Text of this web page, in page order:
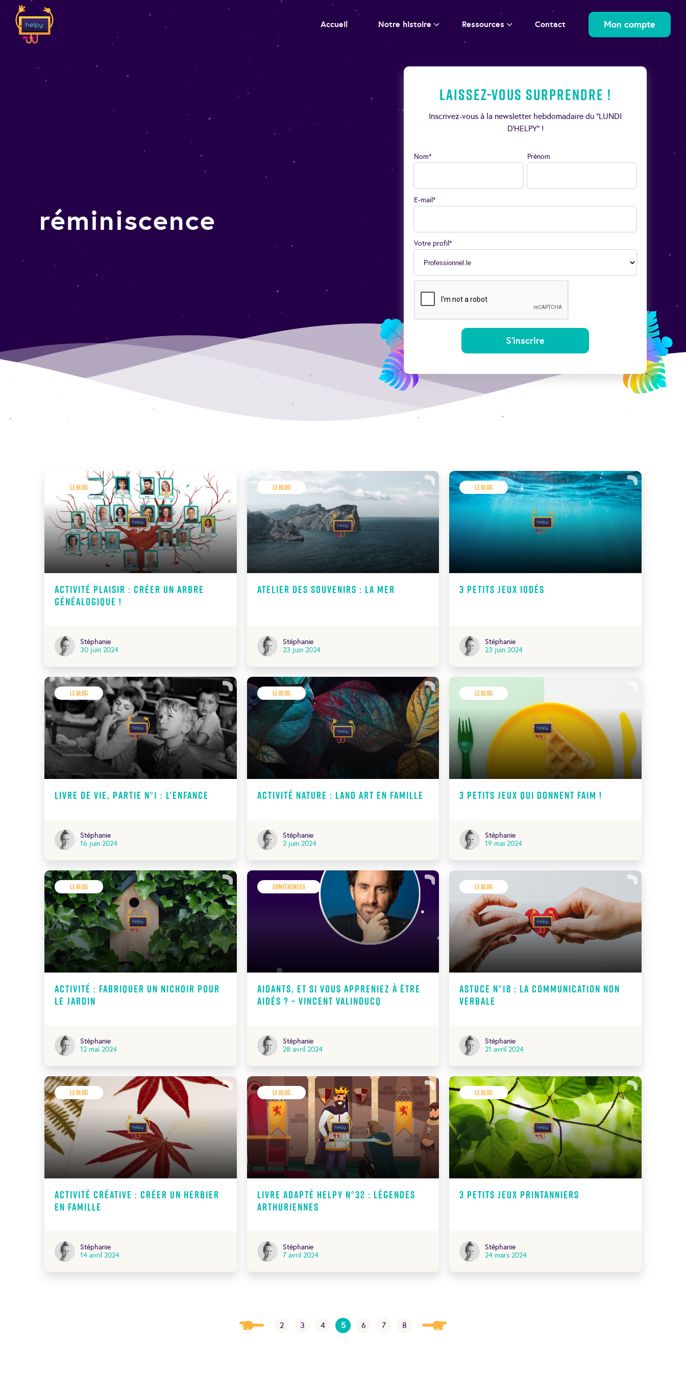
Accueil Notre histoire Ressources Contact Mon compte
réminiscence
Laissez-vous surprendre !
Inscrivez-vous à la newsletter hebdomadaire du “LUNDI
D’HELPY” !
Nom* Prénom
E-mail*
Votre profil*
Le Blog
Activité plaisir : créer un arbre
généalogique !
Stéphanie
30 juin 2024
Le Blog
Atelier des souvenirs : La mer
Stéphanie
23 juin 2024
Le Blog
3 petits jeux iodés
Stéphanie
23 juin 2024
Le Blog
Livre de vie, Partie N°1 : l’Enfance
Stéphanie
16 juin 2024
Le Blog
Activité nature : land art en famille
Stéphanie
2 juin 2024
Le Blog
3 petits jeux qui donnent faim !
Stéphanie
19 mai 2024
Le Blog
Activité : fabriquer un nichoir pour
le jardin
Stéphanie
12 mai 2024
Conférences
Aidants, et si vous appreniez à être
aidés ? – Vincent Valinducq
Stéphanie
28 avril 2024
Le Blog
Astuce N°18 : La communication non
verbale
Stéphanie
21 avril 2024
Le Blog
Activité créative : créer un herbier
en famille
Stéphanie
14 avril 2024
Le Blog
Livre adapté Helpy N°32 : légendes
Arthuriennes
Stéphanie
7 avril 2024
Le Blog
3 petits jeux printanniers
Stéphanie
24 mars 2024
2 3 4 5 6 7 8